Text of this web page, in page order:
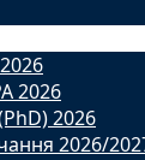
2026
2026
2026/